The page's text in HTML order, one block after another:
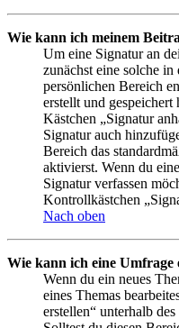
Wie kann ich meinem
Um eine Signatur an
zunächst eine solche
persönlichen Bereich
erstellt und gespeichert
Kästchen „Signatur
Signatur auch
Bereich das
aktivierst. Wenn du
Signatur verfassen
Kontrollkästchen
Nach oben
Wie kann ich eine Umfrage
Wenn du ein neues
eines Themas
erstellen“ unterhalb